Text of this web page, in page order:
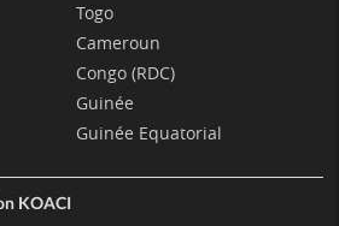
Togo
Cameroun
Congo (RDC)
Guinée
Guinée Equatorial
KOACI